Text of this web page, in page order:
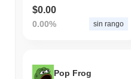
$0.00
0.00% sin rango
Pop Frog